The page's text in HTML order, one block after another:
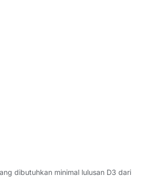
dibutuhkan minimal lulusan D3 dari